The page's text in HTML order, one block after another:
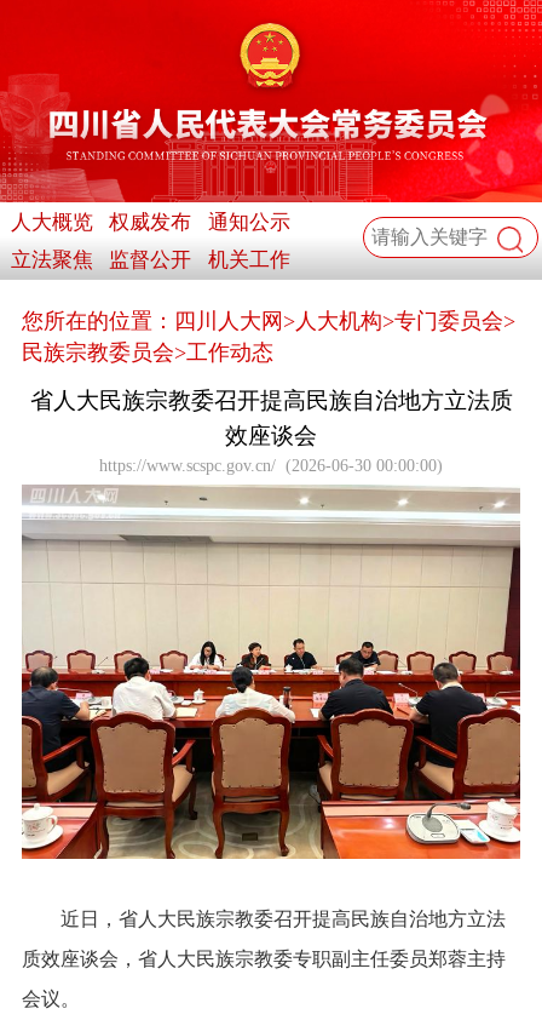
人大概览 权威发布
通知公示
立法聚焦
监督公开 机关工作
您所在的位置： 四川人大网 >人大机构>专门委员会>
民族宗教委员会>工作动态
省人大民族宗教委召开提高民族自治地方立法质
效座谈会
https://www.scspc.gov.cn/ (2026-06-30 00:00:00)
近日，省人大民族宗教委召开提高民族自治地方立法
质效座谈会，省人大民族宗教委专职副主任委员郑蓉主持
会议。